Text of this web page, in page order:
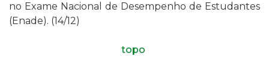
no Exame Nacional de Desempenho de Estudantes
(Enade). (14/12)
topo